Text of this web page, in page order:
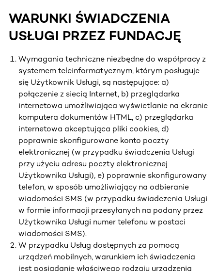
WARUNKI ŚWIADCZENIA
USŁUGI PRZEZ FUNDACJĘ
Wymagania techniczne niezbędne do współpracy z
systemem teleinformatycznym, którym posługuje
się Użytkownik Usługi, są następujące: a)
połączenie z siecią Internet, b) przeglądarka
internetowa umożliwiająca wyświetlanie na ekranie
komputera dokumentów HTML, c) przeglądarka
internetowa akceptująca pliki cookies, d)
poprawnie skonfigurowane konto poczty
elektronicznej (w przypadku świadczenia Usługi
przy użyciu adresu poczty elektronicznej
Użytkownika Usługi), e) poprawnie skonfigurowany
telefon, w sposób umożliwiający na odbieranie
wiadomości SMS (w przypadku świadczenia Usługi
w formie informacji przesyłanych na podany przez
Użytkownika Usługi numer telefonu w postaci
wiadomości SMS).
W przypadku Usług dostępnych za pomocą
urządzeń mobilnych, warunkiem ich świadczenia
jest posiadanie właściwego rodzaju urządzenia